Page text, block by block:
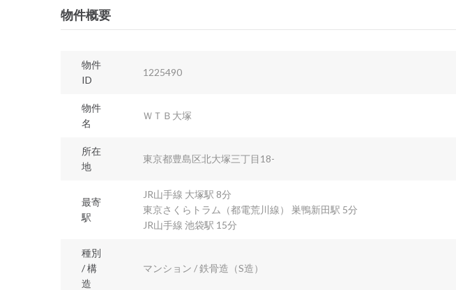
物件概要
物件
ID
1225490
物件
名
ＷＴＢ大塚
所在
地
東京都豊島区北大塚三丁目18-
最寄
駅
JR山手線 大塚駅 8分
東京さくらトラム（都電荒川線） 巣鴨新田駅 5分
JR山手線 池袋駅 15分
種別
/ 構
造
マンション / 鉄骨造（S造）